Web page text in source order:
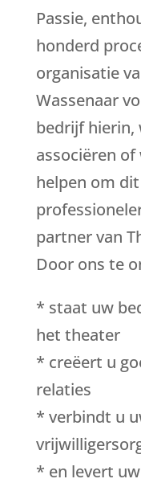
Passie,
honderd
organisatie
Wassenaar
bedrijf hierin,
associëren
helpen om
partner van
Door ons te
* staat uw
het theater
* creëert u
relaties
* verbindt u
* en levert